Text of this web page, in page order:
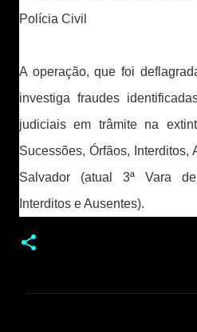
Polícia Civil
A operação, que foi
investiga fraudes
judiciais em trâmite na
Sucessões, Órfãos, Interditos,
Salvador (atual 3ª Vara
Interditos e Ausentes).